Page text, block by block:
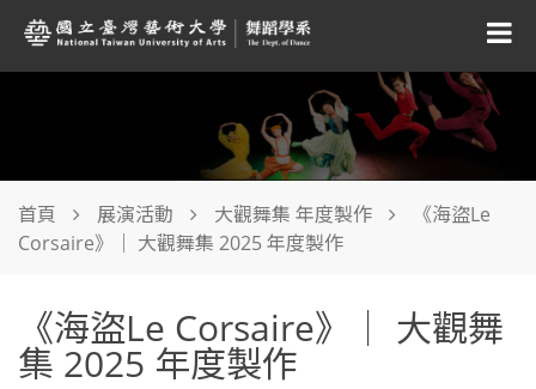
首頁 展演活動 大觀舞集 年度製作
《海盜Le
Corsaire》｜ 大觀舞集 2025 年度製作
《海盜Le Corsaire》｜ 大觀舞
集 2025 年度製作